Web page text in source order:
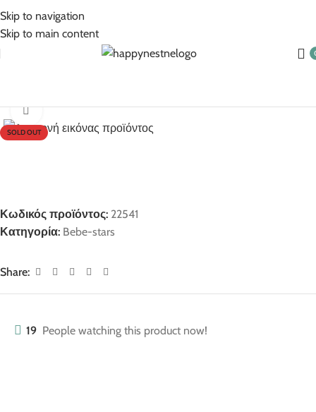
Skip to navigation
Skip to main content
SOLD OUT
Click to enlarge
Κωδικός προϊόντος: 22541
Κατηγορία: Bebe-stars
Share:
19 People watching this product now!
5% Επιπλέον έκπτωση για πληρωμές με κάρτα!